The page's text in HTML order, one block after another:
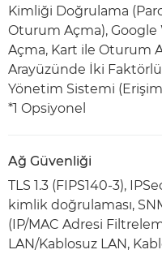
Kimliği Doğrulama
Oturum Açma),
Açma, Kart ile Oturum
Arayüzünde İki
Yönetim Sistemi
*1 Opsiyonel
Ağ Güvenliği
TLS 1.3 (FIPS140-3),
kimlik doğrulaması,
(IP/MAC Adresi
LAN/Kablosuz LAN,